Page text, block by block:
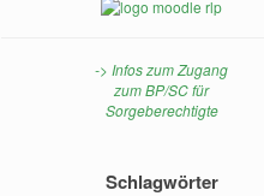
-> Infos zum Zugang
zum BP/SC für
Sorgeberechtigte
Schlagwörter